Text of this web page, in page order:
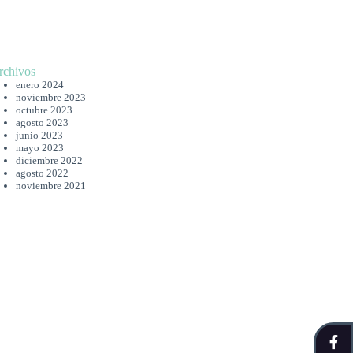
enero 2024
noviembre 2023
octubre 2023
agosto 2023
junio 2023
mayo 2023
diciembre 2022
agosto 2022
noviembre 2021